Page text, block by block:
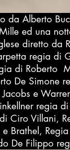
da Alberto
ed una
diretto da
regia di
di Roberto
De Simone
e
regia
Ciro Villani,
Brathel,
De Filippo